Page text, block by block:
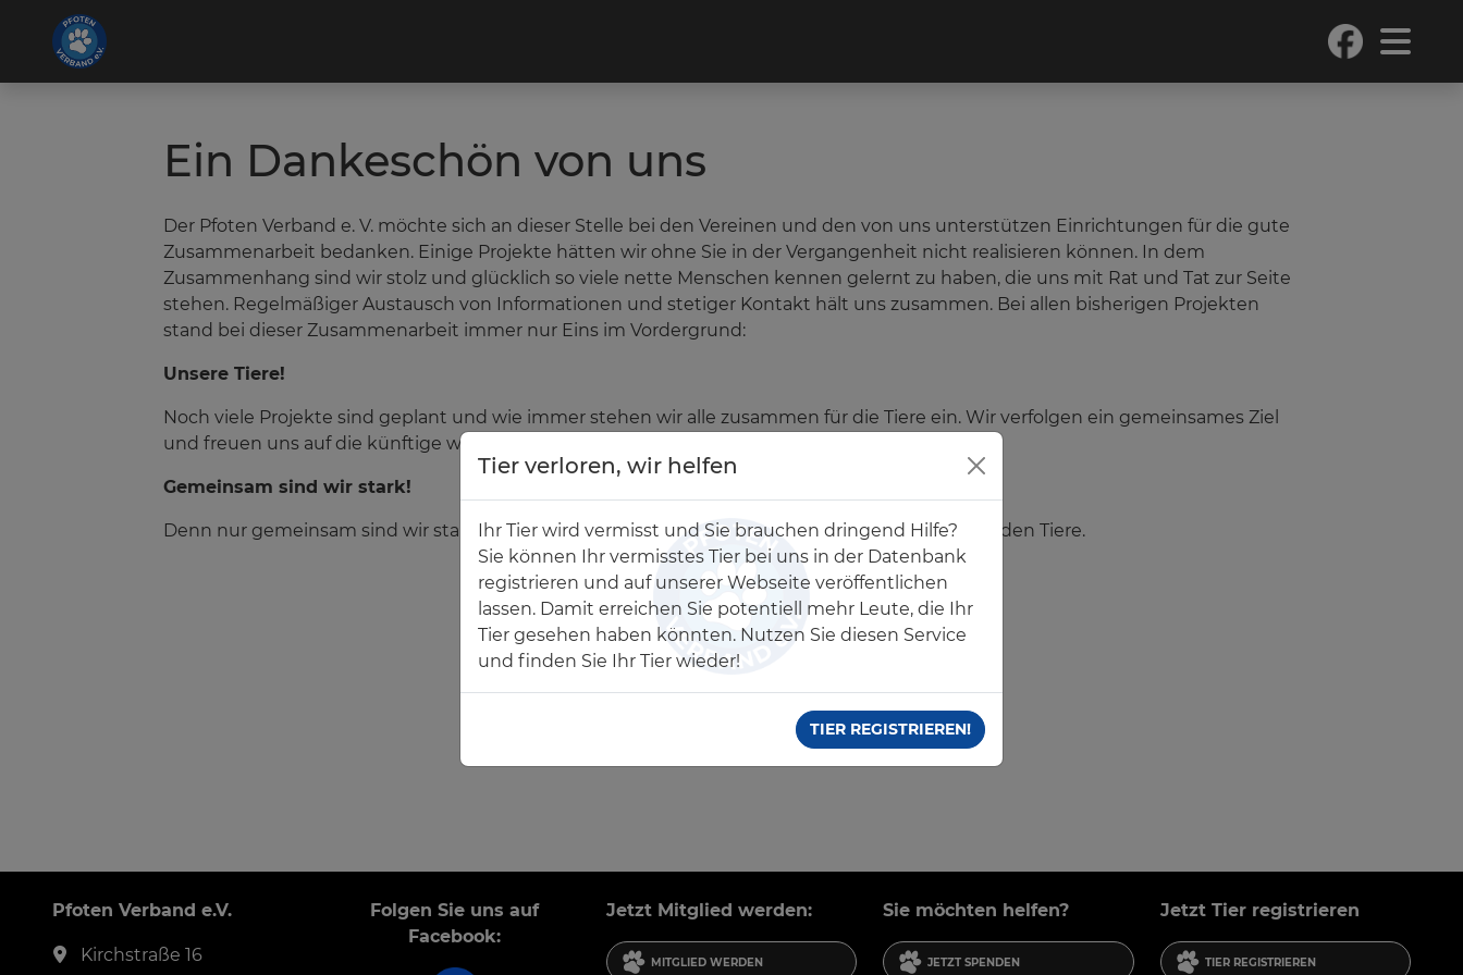
Ein Dankeschön von uns
Der Pfoten Verband e. V. möchte sich an dieser Stelle bei den Vereinen und den von uns unterstützen Einrichtungen für die gute
Zusammenarbeit bedanken. Einige Projekte hätten wir ohne Sie in der Vergangenheit nicht realisieren können. In dem
Zusammenhang sind wir stolz und glücklich so viele nette Menschen kennen gelernt zu haben, die uns mit Rat und Tat zur Seite
stehen. Regelmäßiger Austausch von Informationen und stetiger Kontakt hält uns zusammen. Bei allen bisherigen Projekten
stand bei dieser Zusammenarbeit immer nur Eins im Vordergrund:
Unsere Tiere!
Noch viele Projekte sind geplant und wie immer stehen wir alle zusammen für die Tiere ein. Wir verfolgen ein gemeinsames Ziel
und freuen uns auf die künftige weitere Zusammenarbeit. Frei nach dem Motto:
Gemeinsam sind wir stark!
Denn nur gemeinsam sind wir stark im Kampf für die Rechte und den Schutz unserer notleidenden Tiere.
Tier verloren, wir helfen
Ihr Tier wird vermisst und Sie brauchen dringend Hilfe?
Sie können Ihr vermisstes Tier bei uns in der Datenbank
registrieren und auf unserer Webseite veröffentlichen
lassen. Damit erreichen Sie potentiell mehr Leute, die Ihr
Tier gesehen haben könnten. Nutzen Sie diesen Service
und finden Sie Ihr Tier wieder!
TIER REGISTRIEREN!
Pfoten Verband e.V.
Kirchstraße 16
Folgen Sie uns auf
Facebook:
Jetzt Mitglied werden:
MITGLIED WERDEN
Sie möchten helfen?
JETZT SPENDEN
Jetzt Tier registrieren
TIER REGISTRIEREN